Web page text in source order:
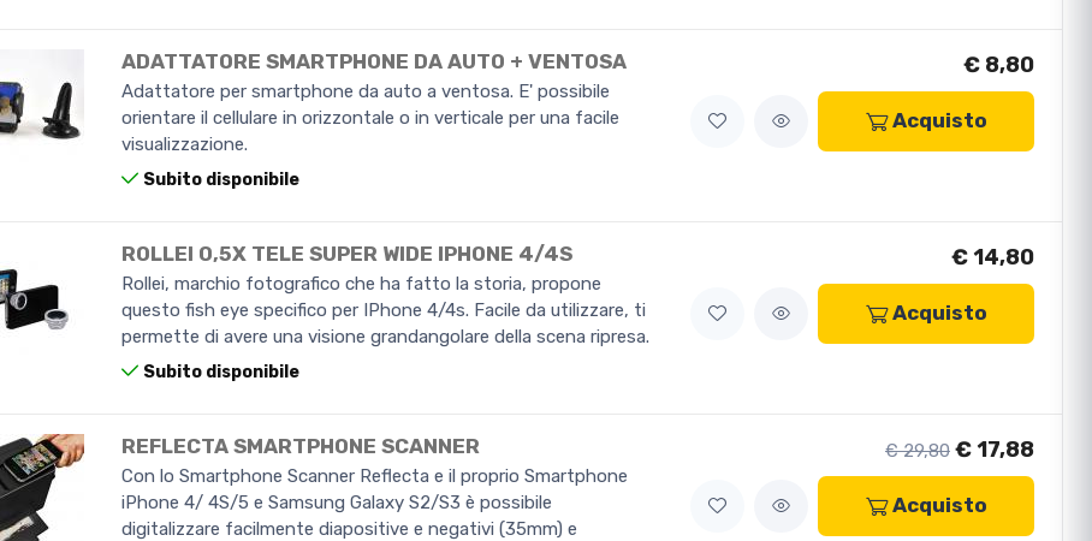
ADATTATORE SMARTPHONE DA AUTO + VENTOSA
Adattatore per smartphone da auto a ventosa. E' possibile
orientare il cellulare in orizzontale o in verticale per una facile
visualizzazione.
Subito disponibile
€ 8,80
Acquisto
ROLLEI 0,5X TELE SUPER WIDE IPHONE 4/4S
Rollei, marchio fotografico che ha fatto la storia, propone
questo fish eye specifico per IPhone 4/4s. Facile da utilizzare, ti
permette di avere una visione grandangolare della scena ripresa.
Subito disponibile
€ 14,80
Acquisto
REFLECTA SMARTPHONE SCANNER
Con lo Smartphone Scanner Reflecta e il proprio Smartphone
iPhone 4/ 4S/5 e Samsung Galaxy S2/S3 è possibile
digitalizzare facilmente diapositive e negativi (35mm) e
€ 29,80 € 17,88
Acquisto